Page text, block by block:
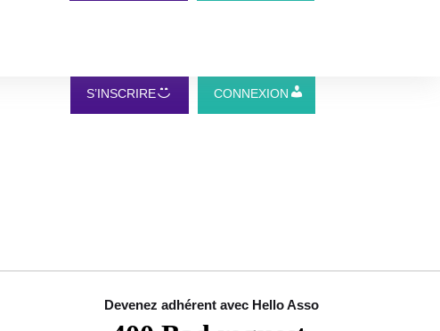
S’INSCRIRE CONNEXION
Devenez adhérent avec Hello Asso